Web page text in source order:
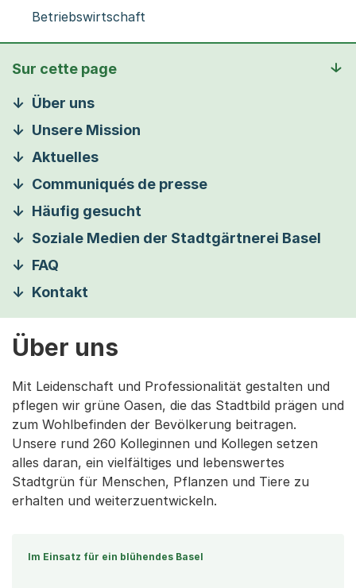
Betriebswirtschaft
Sur cette page
Über uns
Unsere Mission
Aktuelles
Communiqués de presse
Häufig gesucht
Soziale Medien der Stadtgärtnerei Basel
FAQ
Kontakt
Über uns
Mit Leidenschaft und Professionalität gestalten und
pflegen wir grüne Oasen, die das Stadtbild prägen und
zum Wohlbefinden der Bevölkerung beitragen.
Unsere rund 260 Kolleginnen und Kollegen setzen
alles daran, ein vielfältiges und lebenswertes
Stadtgrün für Menschen, Pflanzen und Tiere zu
erhalten und weiterzuentwickeln.
Im Einsatz für ein blühendes Basel